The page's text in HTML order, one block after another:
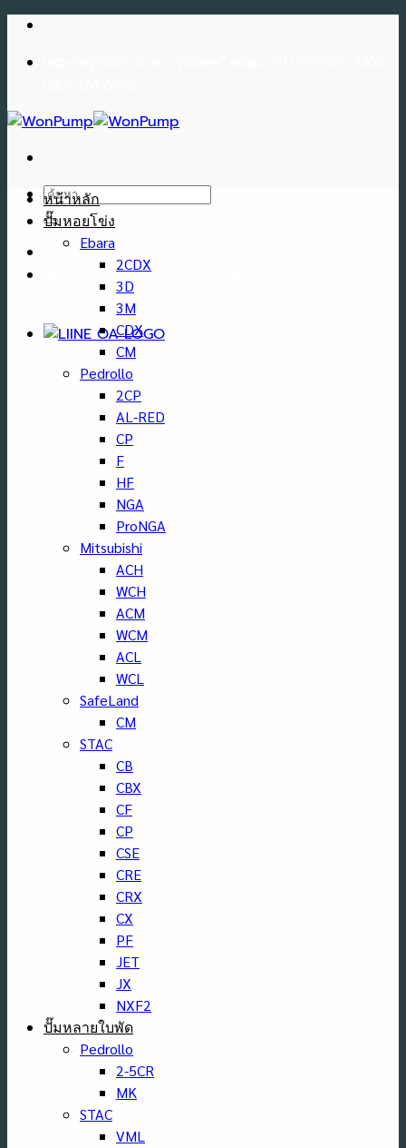
Skip
content
ค้นหา:
[wp-svg-icons icon="phone" wrap="i"] 090-663-3306 ,
082-324-5668
หน้าหลัก
ปั๊มหอยโข่ง
Ebara
2CDX
3D
3M
CDX
CM
Pedrollo
2CP
AL-RED
CP
F
HF
NGA
ProNGA
Mitsubishi
ACH
WCH
ACM
WCM
ACL
WCL
SafeLand
CM
STAC
CB
CBX
CF
CP
CSE
CRE
CRX
CX
PF
JET
JX
NXF2
ปั๊มหลายใบพัด
Pedrollo
2-5CR
MK
STAC
VML